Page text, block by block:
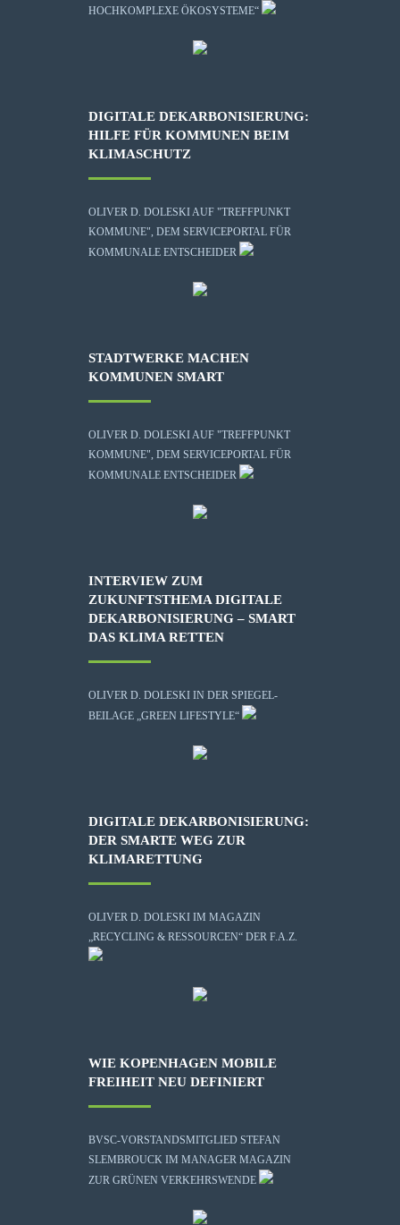
HOCHKOMPLEXE ÖKOSYSTEME“
DIGITALE DEKARBONISIERUNG:
HILFE FÜR KOMMUNEN BEIM
KLIMASCHUTZ
OLIVER D. DOLESKI AUF "TREFFPUNKT
KOMMUNE", DEM SERVICEPORTAL FÜR
KOMMUNALE ENTSCHEIDER
STADTWERKE MACHEN
KOMMUNEN SMART
OLIVER D. DOLESKI AUF "TREFFPUNKT
KOMMUNE", DEM SERVICEPORTAL FÜR
KOMMUNALE ENTSCHEIDER
INTERVIEW ZUM
ZUKUNFTSTHEMA DIGITALE
DEKARBONISIERUNG – SMART
DAS KLIMA RETTEN
OLIVER D. DOLESKI IN DER SPIEGEL-
BEILAGE „GREEN LIFESTYLE“
DIGITALE DEKARBONISIERUNG:
DER SMARTE WEG ZUR
KLIMARETTUNG
OLIVER D. DOLESKI IM MAGAZIN
„RECYCLING & RESSOURCEN“ DER F.A.Z.
WIE KOPENHAGEN MOBILE
FREIHEIT NEU DEFINIERT
BVSC-VORSTANDSMITGLIED STEFAN
SLEMBROUCK IM MANAGER MAGAZIN
ZUR GRÜNEN VERKEHRSWENDE